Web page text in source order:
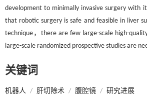
development to minimally invasive surgery with
that robotic surgery is safe and feasible in liver
technique，there are few large-scale high-
large-scale randomized prospective studies are
关键词
机器人 / 肝切除术 / 腹腔镜 / 研究进展